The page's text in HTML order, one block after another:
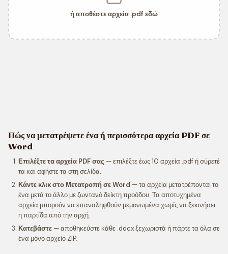
ή αποθέστε αρχεία .pdf εδώ
Πώς να μετατρέψετε ένα ή περισσότερα αρχεία PDF σε
Word
Επιλέξτε τα αρχεία PDF σας — επιλέξτε έως 10 αρχεία .pdf ή σύρετέ
τα και αφήστε τα στη σελίδα.
Κάντε κλικ στο Μετατροπή σε Word — τα αρχεία μετατρέπονται το
ένα μετά το άλλο με ζωντανό δείκτη προόδου. Τα αποτυχημένα
αρχεία μπορούν να επαναληφθούν μεμονωμένα χωρίς να ξεκινήσει
η παρτίδα από την αρχή.
Κατεβάστε — αποθηκεύστε κάθε .docx ξεχωριστά ή πάρτε τα όλα σε
ένα μόνο αρχείο ZIP.